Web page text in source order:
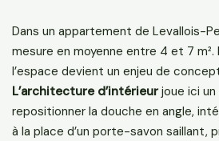
Dans un appartement de Levallois-
mesure en moyenne entre 4 et 7 m².
l’espace devient un enjeu de
L’architecture d’intérieurjoue ici
repositionner la douche en angle,
à la place d’un porte-savon saillant,